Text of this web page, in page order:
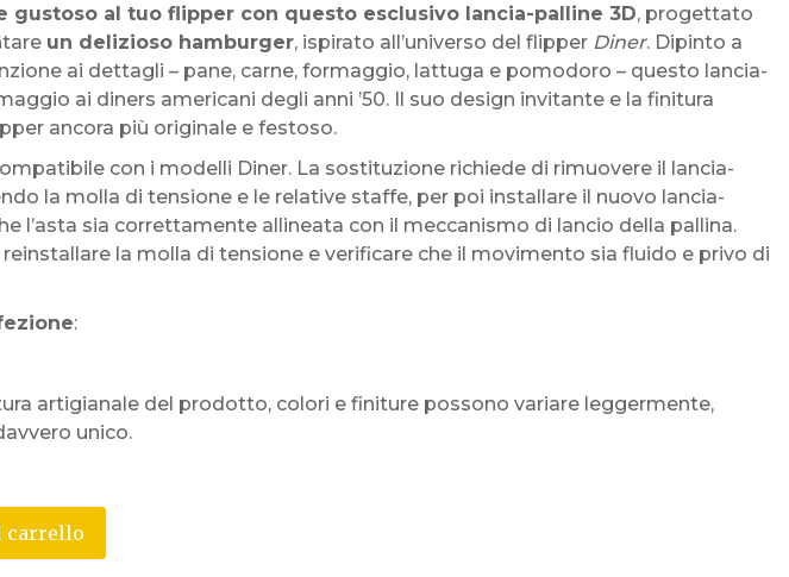
gustoso al tuo flipper con questo esclusivo lancia-palline 3D, progettato
un delizioso hamburger, ispirato all’universo del flipper Diner. Dipinto a
ai dettagli – pane, carne, formaggio, lattuga e pomodoro – questo lancia-
ai diners americani degli anni ’50. Il suo design invitante e la finitura
ancora più originale e festoso.
con i modelli Diner. La sostituzione richiede di rimuovere il lancia-
la molla di tensione e le relative staffe, per poi installare il nuovo lancia-
l’asta sia correttamente allineata con il meccanismo di lancio della pallina.
la molla di tensione e verificare che il movimento sia fluido e privo di
:
artigianale del prodotto, colori e finiture possono variare leggermente,
unico.
carrello